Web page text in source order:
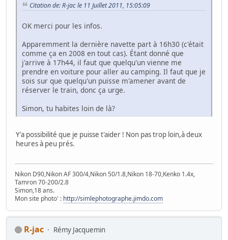
Citation de: R-jac le 11 Juillet 2011, 15:05:09
OK merci pour les infos.
Apparemment la dernière navette part à 16h30 (c'était
comme ça en 2008 en tout cas). Étant donné que
j'arrive à 17h44, il faut que quelqu'un vienne me
prendre en voiture pour aller au camping. Il faut que je
sois sur que quelqu'un puisse m'amener avant de
réserver le train, donc ça urge.
Simon, tu habites loin de là?
Y'a possibilité que je puisse t'aider ! Non pas trop loin,à deux
heures à peu prés.
Nikon D90,Nikon AF 300/4,Nikon 50/1.8,Nikon 18-70,Kenko 1.4x,
Tamron 70-200/2.8
Simon,18 ans.
Mon site photo' : http://simlephotographe.jimdo.com
R-jac
Rémy Jacquemin